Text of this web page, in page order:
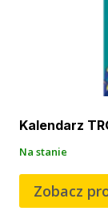
Kalendarz
Na stanie
Zobacz